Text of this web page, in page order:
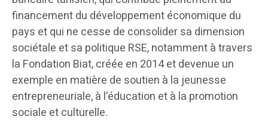
financement du développement économique du
pays et qui ne cesse de consolider sa dimension
sociétale et sa politique RSE, notamment à travers
la Fondation Biat, créée en 2014 et devenue un
exemple en matière de soutien à la jeunesse
entrepreneuriale, à l’éducation et à la promotion
sociale et culturelle.